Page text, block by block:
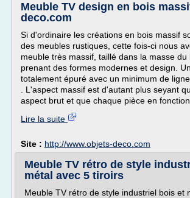
Meuble TV design en bois
deco.com
Si d'ordinaire les créations en bois massif
des meubles rustiques, cette fois-ci nous
meuble très massif, taillé dans la masse du
prenant des formes modernes et design.
totalement épuré avec un minimum de
. L'aspect massif est d'autant plus seyant
aspect brut et que chaque pièce en fonction
Lire la suite
Site : http://www.objets-deco.com
Meuble TV rétro de style
métal avec 5 tiroirs
Meuble TV rétro de style industriel bois et